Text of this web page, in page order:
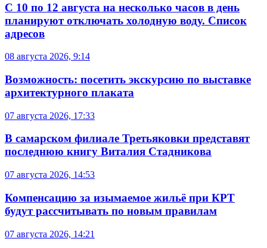
С 10 по 12 августа на несколько часов в день
планируют отключать холодную воду. Список
адресов
08 августа 2026, 9:14
Возможность: посетить экскурсию по выставке
архитектурного плаката
07 августа 2026, 17:33
В самарском филиале Третьяковки представят
последнюю книгу Виталия Стадникова
07 августа 2026, 14:53
Компенсацию за изымаемое жильё при КРТ
будут рассчитывать по новым правилам
07 августа 2026, 14:21